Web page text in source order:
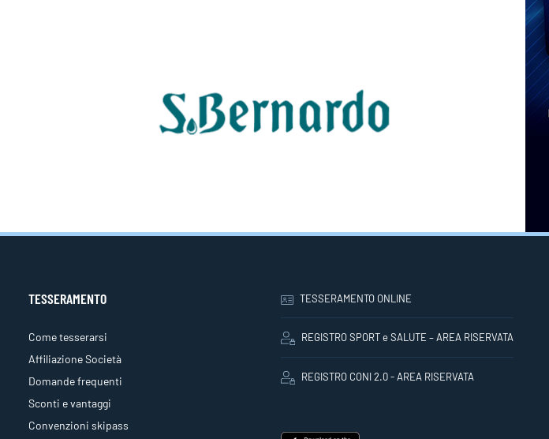
TESSERAMENTO
Come tesserarsi
Affiliazione Società
Domande frequenti
Sconti e vantaggi
Convenzioni skipass
TESSERAMENTO ONLINE
REGISTRO SPORT e SALUTE – AREA RISERVATA
REGISTRO CONI 2.0 - AREA RISERVATA